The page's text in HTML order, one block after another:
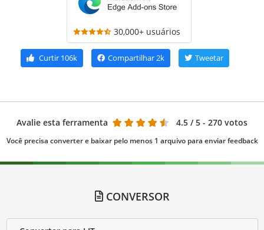
30,000+ usuários
Curtir 106k Compartilhar2k Tweetar
Avalie esta ferramenta 4.5 / 5 - 270 votos
Você precisa converter e baixar pelo menos 1 arquivo para enviar feedback
CONVERSOR